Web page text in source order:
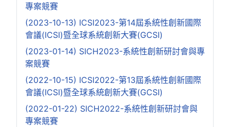
專案競賽
(2023-10-13) ICSI2023-第14屆系統性創新國際
會議(ICSI)暨全球系統創新大賽(GCSI)
(2023-01-14) SICH2023-系統性創新研討會與專
案競賽
(2022-10-15) ICSI2022-第13屆系統性創新國際
會議(ICSI)暨全球系統創新大賽(GCSI)
(2022-01-22) SICH2022-系統性創新研討會與
專案競賽